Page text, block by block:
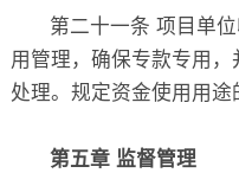
第二十一条 项目单
用管理，确保专款专用
处理。规定资金使用用途
第五章 监督管理